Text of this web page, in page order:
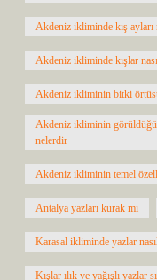
Akdeniz ikliminde kış ayları
Akdeniz ikliminde kışlar
Akdeniz ikliminin bitki
Akdeniz ikliminin
nelerdir
Akdeniz ikliminin temel
Antalya yazları kurak mı
Karasal ikliminde yazlar
Kışlar ılık ve yağışlı